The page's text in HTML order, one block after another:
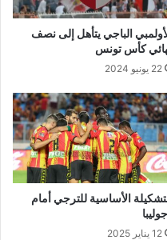
الباجي يتأهل إلى نصف
كأس تونس
22 يونيو 2024
الأساسية للترجي أمام
12 يناير 2025